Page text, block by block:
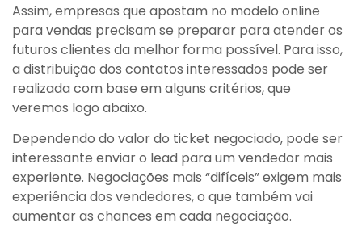
Assim, empresas que apostam no modelo online
para vendas precisam se preparar para atender os
futuros clientes da melhor forma possível. Para isso,
a distribuição dos contatos interessados pode ser
realizada com base em alguns critérios, que
veremos logo abaixo.
Dependendo do valor do ticket negociado, pode ser
interessante enviar o lead para um vendedor mais
experiente. Negociações mais “difíceis” exigem mais
experiência dos vendedores, o que também vai
aumentar as chances em cada negociação.